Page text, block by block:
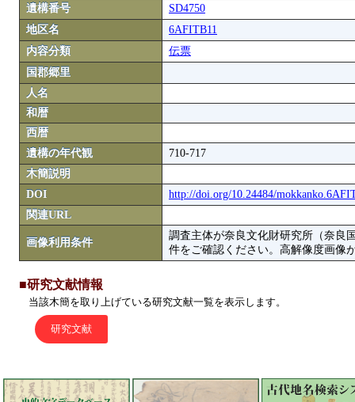
遺構番号
SD4750
地区名
6AFITB11
内容分類
伝票
国郡郷里
人名
和暦
西暦
遺構の年代観
710-717
木簡説明
DOI
http://doi.org/10.24484/
関連URL
画像利用条件
調査主体が奈良文化財研究所（奈良
件をご確認ください。高解像度画像
■研究文献情報
当該木簡を取り上げている研究文献一覧を表示します。
研究文献